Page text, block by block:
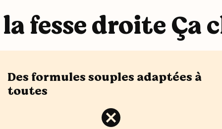
fesse droite Ça
Des formules souples adaptées à
toutes